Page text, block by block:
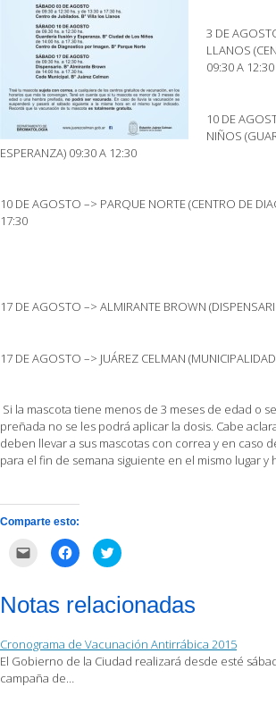
3 DE
LLANOS
09:30 A
10 DE
NIÑOS
ESPERANZA) 09:30 A 12:30
10 DE AGOSTO –> PARQUE NORTE (CENTRO DE
17:30
17 DE AGOSTO –> ALMIRANTE BROWN
17 DE AGOSTO –> JUÁREZ CELMAN
Si la mascota tiene menos de 3 meses de edad o
preñada no se les podrá aplicar la dosis. Cabe
deben llevar a sus mascotas con correa y en caso
para el fin de semana siguiente en el mismo lugar y
Comparte esto:
correo
electrónico
amigo
(Se
abre
en
Haz
clic
Facebook
(Se
una
ventana
nueva)
Haz
clic
en
Twitter
(Se
una
ventana
nueva)
Notas relacionadas
Cronograma de Vacunación Antirrábica 2015
El Gobierno de la Ciudad realizará desde esté
campaña de…